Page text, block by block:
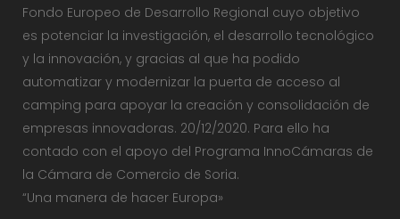
Fondo Europeo de Desarrollo Regional cuyo objetivo
es potenciar la investigación, el desarrollo tecnológico
y la innovación, y gracias al que ha podido
automatizar y modernizar la puerta de acceso al
camping para apoyar la creación y consolidación de
empresas innovadoras. 20/12/2020. Para ello ha
contado con el apoyo del Programa InnoCámaras de
la Cámara de Comercio de Soria.
“Una manera de hacer Europa»